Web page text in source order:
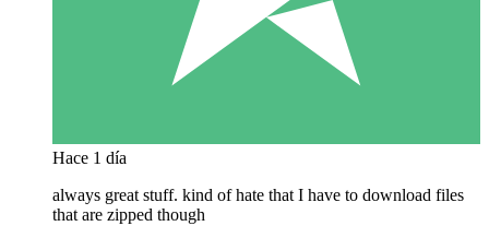
Hace 1 día
always great stuff. kind of hate that I have to download files
that are zipped though